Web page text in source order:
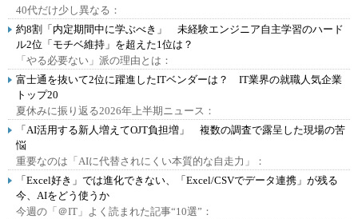
40代だけ少し異なる：
約8割「内定期間中に学ぶべき」 未経験エンジニア自主学習のハード
ル2位「モチベ維持」を超えた1位は？
「やる必要ない」派の理由とは：
富士通を抜いて2位に躍進したITベンダーは？ IT業界の就職人気企業
トップ20
夏休みに振り返る2026年上半期ニュース：
「AI活用する新人増えてOJT負担増」 複数の調査で露呈した現場の苦
悩
重要なのは「AIに代替されにくい本質的な自走力」：
「Excel好き」では進化できない、「Excel/CSVでデータ連携」が残る
今、AIをどう使うか
今週の「＠IT」よく読まれた記事“10選”：